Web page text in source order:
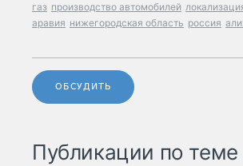
газ производство автомобилей
аравия нижегородская область россия
ОБСУДИТЬ
Публикации по теме